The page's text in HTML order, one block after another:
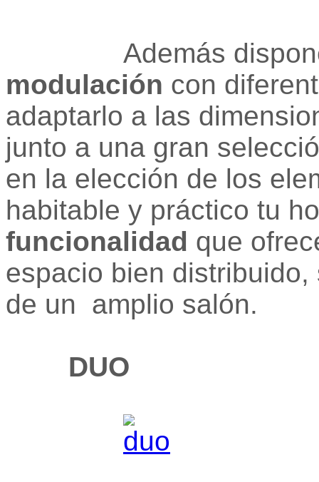
Además
modulación con
adaptarlo a las
junto a una gran
en la elección de los
habitable y práctico tu
funcionalidad que
espacio bien
de un amplio salón.
DUO